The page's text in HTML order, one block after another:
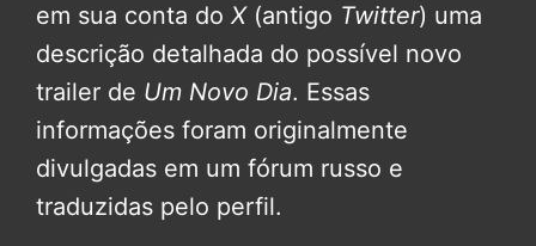
em sua conta do X(antigo Twitter) uma
descrição detalhada do possível novo
trailer de Um Novo Dia. Essas
informações foram originalmente
divulgadas em um fórum russo e
traduzidas pelo perfil.